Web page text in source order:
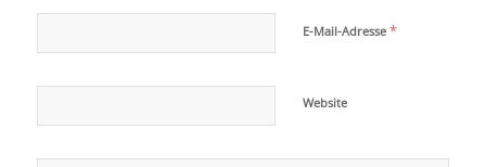
E-Mail-Adresse *
Website